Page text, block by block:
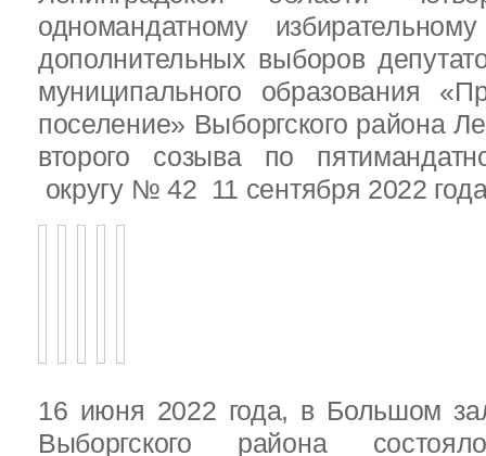
одномандатному
дополнительных выборов
муниципального образования
поселение» Выборгского района
второго созыва по
округу № 42 11 сентября 2022
16 июня 2022 года, в Большом
Выборгского района